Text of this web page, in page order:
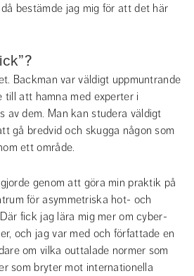
bestämde jag mig för att det här
Backman var väldigt uppmuntrande
att hamna med experter i
av dem. Man kan studera väldigt
gå bredvid och skugga någon som
ett område.
genom att göra min praktik på
för asymmetriska hot- och
fick jag lära mig mer om cyber-
och jag var med och författade en
om vilka outtalade normer som
som bryter mot internationella